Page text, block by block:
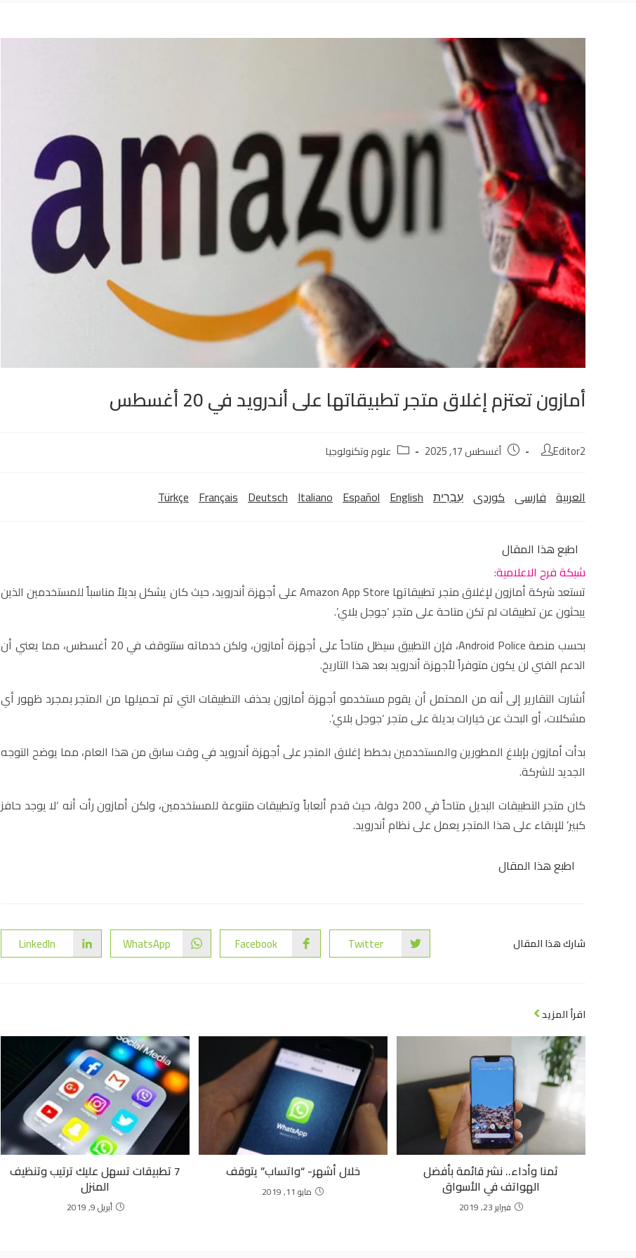
أمازون تعتزم إغلاق متجر تطبيقاتها على أندرويد في 20 أغسطس
Editor2 أغسطس 17, 2025 علوم وتكنولوجيا
العربية فارسی كوردی‎ עִבְרִית Türkçe Français Deutsch Italiano Español English
اطبع هذا المقال
شبكة فرح الاعلامية:
تستعد شركة أمازون لإغلاق متجر تطبيقاتها Amazon App Store على أجهزة أندرويد، حيث كان يشكل بديلاً مناسباً للمستخدمين الذين
يبحثون عن تطبيقات لم تكن متاحة على متجر ‘جوجل بلاي’.
بحسب منصة Android Police، فإن التطبيق سيظل متاحاً على أجهزة أمازون، ولكن خدماته ستتوقف في 20 أغسطس، مما يعني أن
الدعم الفني لن يكون متوفراً لأجهزة أندرويد بعد هذا التاريخ.
أشارت التقارير إلى أنه من المحتمل أن يقوم مستخدمو أجهزة أمازون بحذف التطبيقات التي تم تحميلها من المتجر بمجرد ظهور أي
مشكلات، أو البحث عن خيارات بديلة على متجر ‘جوجل بلاي’.
بدأت أمازون بإبلاغ المطورين والمستخدمين بخطط إغلاق المتجر على أجهزة أندرويد في وقت سابق من هذا العام، مما يوضح التوجه
الجديد للشركة.
كان متجر التطبيقات البديل متاحاً في 200 دولة، حيث قدم ألعاباً وتطبيقات متنوعة للمستخدمين، ولكن أمازون رأت أنه ‘لا يوجد حافز
كبير’ للإبقاء على هذا المتجر يعمل على نظام أندرويد.
اطبع هذا المقال
شارك هذا المقال Twitter
Facebook
WhatsApp
LinkedIn
اقرأ المزيد
7 تطبيقات تسهل عليك ترتيب وتنظيف
المنزل
أبريل 9, 2019
خلال أشهر- “واتساب” يتوقف
مايو 11, 2019
ثمنا وأداء.. نشر قائمة بأفضل
الهواتف في الأسواق
فبراير 23, 2019